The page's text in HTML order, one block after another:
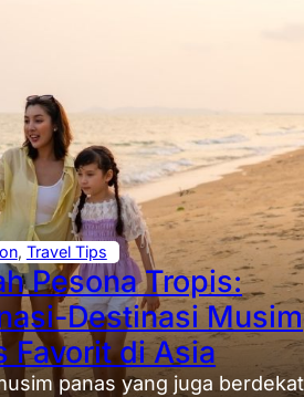
, Travel Tips
Pesona Tropis:
Destinasi Musim
Favorit di Asia
panas yang juga